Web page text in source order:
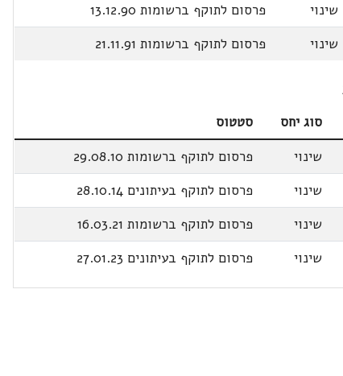
שינוי
פרסום לתוקף ברשומות 13.12.90
שינוי פרסום לתוקף ברשומות 21.11.91
סוג יחס
סטטוס
שינוי
פרסום לתוקף ברשומות 29.08.10
שינוי
פרסום לתוקף בעיתונים 28.10.14
שינוי
פרסום לתוקף ברשומות 16.03.21
שינוי פרסום לתוקף בעיתונים 27.01.23